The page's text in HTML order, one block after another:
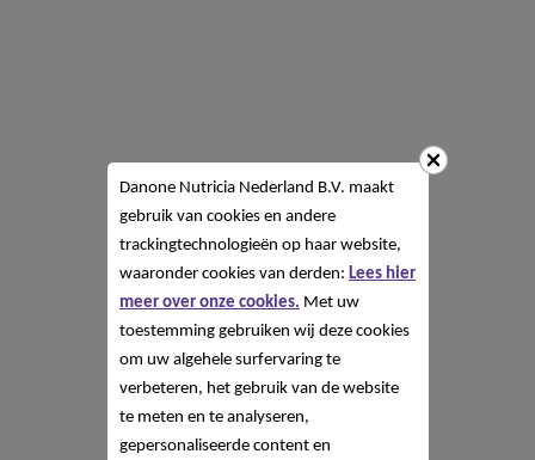
Danone Nutricia Nederland B.V. maakt
gebruik van cookies en andere
trackingtechnologieën op haar website,
waaronder cookies van derden: Lees hier
meer over onze cookies. Met uw
toestemming gebruiken wij deze cookies
om uw algehele surfervaring te
verbeteren, het gebruik van de website
te meten en te analyseren,
gepersonaliseerde content en